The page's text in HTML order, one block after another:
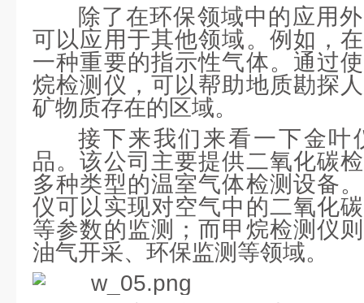
除了在环保领域中的应用
可以应用于其他领域。例如，
一种重要的指示性气体。通过
烷检测仪，可以帮助地质勘探
矿物质存在的区域。
接下来我们来看一下金叶
品。该公司主要提供二氧化碳
多种类型的温室气体检测设备
仪可以实现对空气中的二氧化
等参数的监测；而甲烷检测仪
油气开采、环保监测等领域。